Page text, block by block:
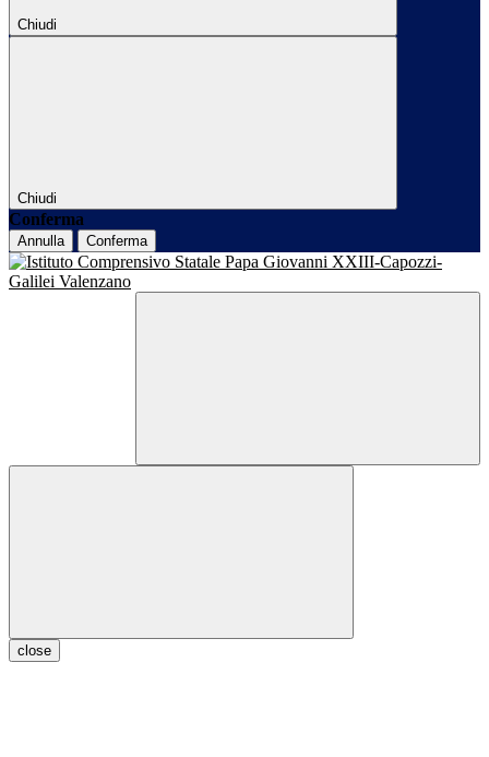
Chiudi
Chiudi
Conferma
Annulla Conferma
close